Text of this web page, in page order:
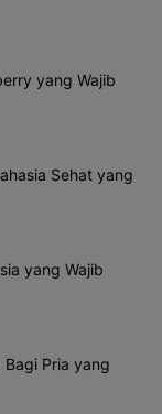
yang Wajib
Sehat yang
yang Wajib
Pria yang